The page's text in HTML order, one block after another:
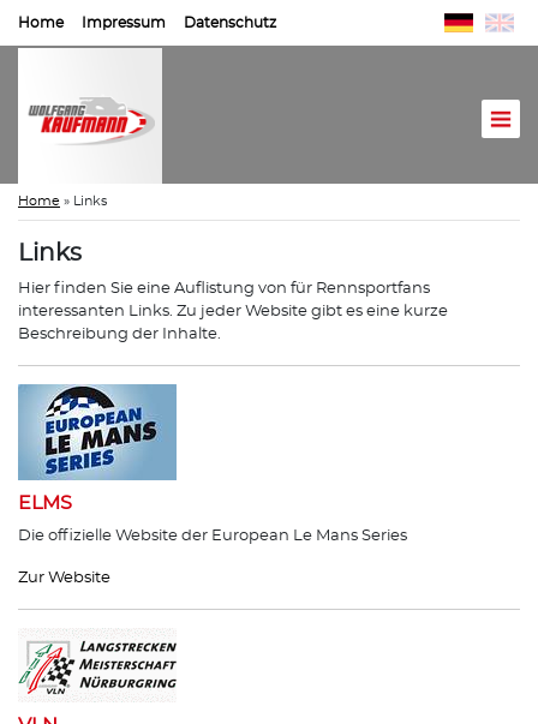
Home Impressum Datenschutz
Home » Links
Links
Hier finden Sie eine Auflistung von für Rennsportfans
interessanten Links. Zu jeder Website gibt es eine kurze
Beschreibung der Inhalte.
ELMS
Die offizielle Website der European Le Mans Series
Zur Website